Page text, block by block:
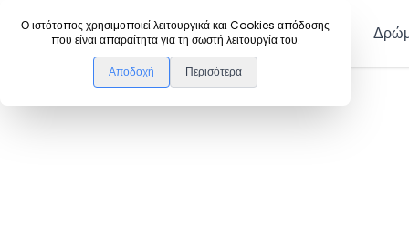
Ο ιστότοπος χρησιμοποιεί λειτουργικά και Cookies απόδοσης
που είναι απαραίτητα για τη σωστή λειτουργία του.
Αποδοχή Περισότερα
DanceLink Μέλη